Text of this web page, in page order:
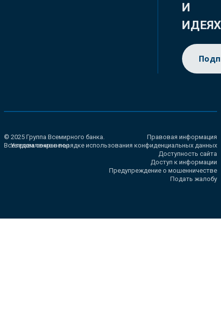
И
ИДЕЯХ
© 2025 Группа Всемирного банка.
Все права сохранены.
Правовая информация
Уведомление о порядке использования конфиденциальных данных
Доступность сайта
Доступ к информации
Предупреждение о мошенничестве
Подать жалобу